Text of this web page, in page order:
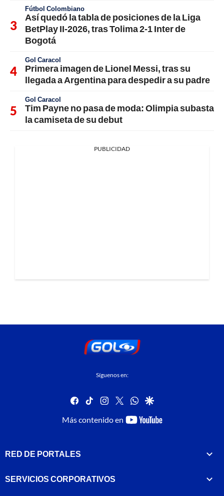
Fútbol Colombiano
Así quedó la tabla de posiciones de la Liga
BetPlay II-2026, tras Tolima 2-1 Inter de
Bogotá
Gol Caracol
Primera imagen de Lionel Messi, tras su
llegada a Argentina para despedir a su padre
Gol Caracol
Tim Payne no pasa de moda: Olimpia subasta
la camiseta de su debut
PUBLICIDAD
Síguenos en:
facebook
tiktok instagram
twitterwhatsapp
google
Más contenido en
youtube-
RED DE PORTALES
SERVICIOS CORPORATIVOS